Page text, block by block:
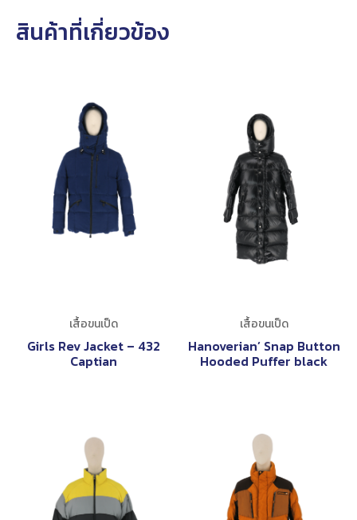
สินค้าที่เกี่ยวข้อง
เสื้อขนเป็ด
Girls Rev Jacket – 432
Captian
เสื้อขนเป็ด
Hanoverian’ Snap Button
Hooded Puffer black